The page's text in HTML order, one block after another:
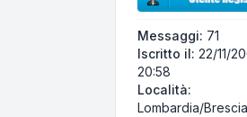
Messaggi: 71
Iscritto il: 22/11/
20:58
Località:
Lombardia/Brescia